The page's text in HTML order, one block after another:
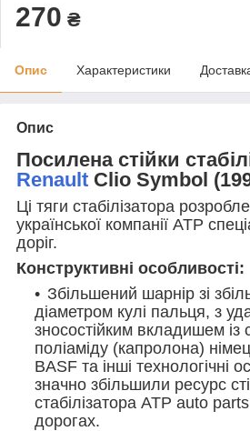
270 ₴
Опис Характеристики
Опис
Посилена стійки
Renault Clio Symbol
Ці тяги стабілізатора
української компанії АТР
доріг.
Конструктивні особливості:
Збільшений шарнір зі
діаметром кулі пальця, з
зносостійким вкладишем із
поліаміду (капролона)
BASF та інші технологічні
значно збільшили ресурс
стабілізатора АТР auto
дорогах.